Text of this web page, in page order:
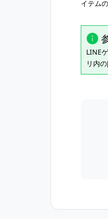
イテム
LINE
リ内